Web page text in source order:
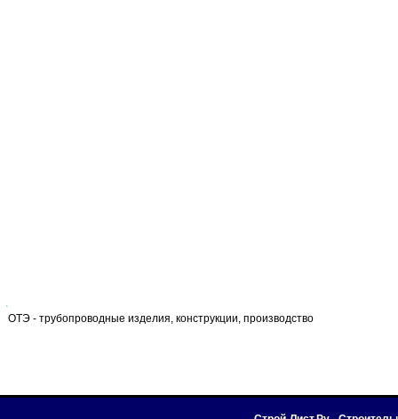
ОТЭ - трубопроводные изделия, конструкции, производство